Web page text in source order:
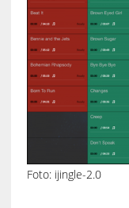
Foto: ijingle-2.0